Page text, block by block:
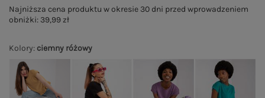
Kolory: ciemny różowy
Najniższa cena produktu w okresie 30 dni przed wprowadzeniem
obniżki: 39,99 zł